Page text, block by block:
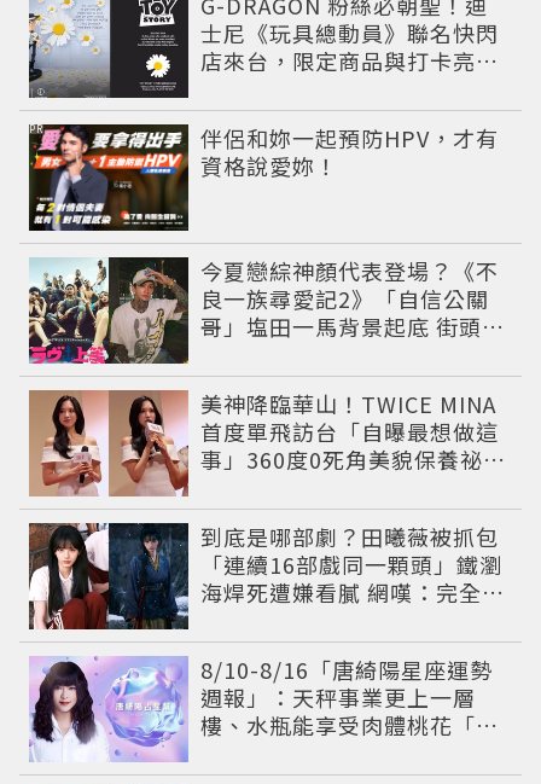
士尼《玩具總動員》聯名快閃
店來台，限定商品與打卡亮點
伴侶和妳一起預防HPV，才有
資格說愛妳！
PR
今夏戀綜神顏代表登場？《不
良一族尋愛記2》「自信公關
哥」塩田一馬背景起底 街頭辣
美神降臨華山！TWICE MINA
首度單飛訪台「自曝最想做這
事」360度0死角美貌保養祕訣
到底是哪部劇？田曦薇被抓包
「連續16部戲同一顆頭」鐵瀏
海焊死遭嫌看膩 網嘆：完全分
8/10-8/16「唐綺陽星座運勢
週報」：天秤事業更上一層
樓、水瓶能享受肉體桃花「1